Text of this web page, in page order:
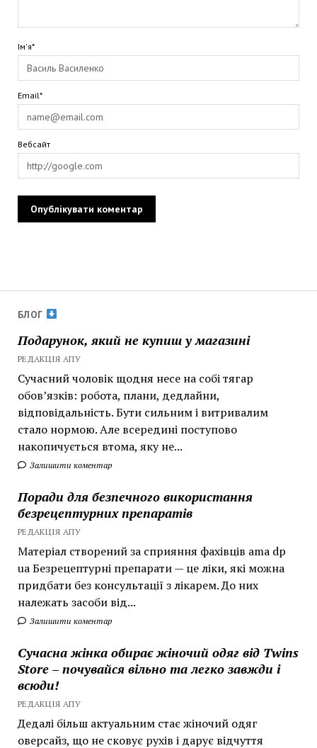
БЛОГ
Подарунок, який не купиш у магазині
РЕДАКЦІЯ АПУ
Сучасний чоловік щодня несе на собі тягар
обов’язків: робота, плани, дедлайни,
відповідальність. Бути сильним і витривалим
стало нормою. Але всередині поступово
накопичується втома, яку не...
Залишити коментар
Поради для безпечного використання
безрецептурних препаратів
РЕДАКЦІЯ АПУ
Матеріал створений за сприяння фахівців ama dp
ua Безрецептурні препарати — це ліки, які можна
придбати без консультації з лікарем. До них
належать засоби від...
Залишити коментар
Сучасна жінка обирає жіночий одяг від Twins
Store – почувайся вільно та легко завжди і
всюди!
РЕДАКЦІЯ АПУ
Дедалі більш актуальним стає жіночий одяг
оверсайз, що не сковує рухів і дарує відчуття
Ім'я*
Email*
Вебсайт